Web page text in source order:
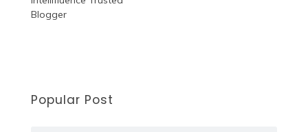
Popular Post